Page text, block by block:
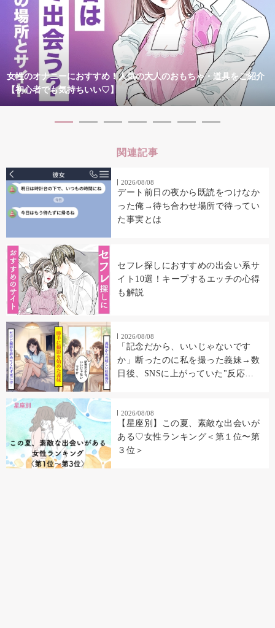
女性のオナニーにおすすめ！人気の大人のおもちゃ・道具をご紹介
【初心者でも気持ちいい♡】
関連記事
2026/08/08
デート前日の夜から既読をつけなか
った俺→待ち合わせ場所で待ってい
た事実とは
セフレ探しにおすすめの出会い系サ
イト10選！キープするエッチの心得
も解説
2026/08/08
「記念だから、いいじゃないです
か」断ったのに私を撮った義妹→数
日後、SNSに上がっていた"反応
2026/08/08
【星座別】この夏、素敵な出会いが
ある♡女性ランキング＜第１位〜第
３位＞